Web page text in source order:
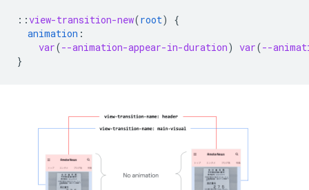
::view-transition-new(root)
{
animation :
var(--animation-appear-in-duration) var(--
}